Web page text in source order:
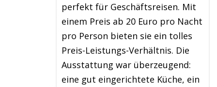
perfekt für Geschäftsreisen. Mit
einem Preis ab 20 Euro pro Nacht
pro Person bieten sie ein tolles
Preis-Leistungs-Verhältnis. Die
Ausstattung war überzeugend:
eine gut eingerichtete Küche, ein